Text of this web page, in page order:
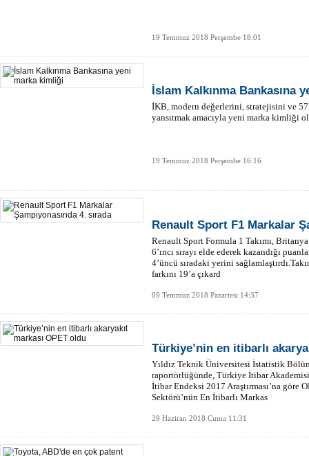
19 Temmuz 2018 Perşembe 18:01
İslam Kalkınma Bankasına
İKB, modern değerlerini, stratejisini ve
yansıtmak amacıyla yeni marka kimliği
19 Temmuz 2018 Perşembe 16:16
Renault Sport F1 Markalar
Renault Sport Formula 1 Takımı,
6’ıncı sırayı elde ederek kazandığı
4’üncü sıradaki yerini
farkını 19’a çıkard
09 Temmuz 2018 Pazartesi 14:37
Türkiye’nin en itibarlı
Yıldız Teknik Üniversitesi İstatistik
raportörlüğünde, Türkiye İtibar
İtibar Endeksi 2017 Araştırması’na göre
Sektörü’nün En İtibarlı Markas
29 Haziran 2018 Cuma 11:31